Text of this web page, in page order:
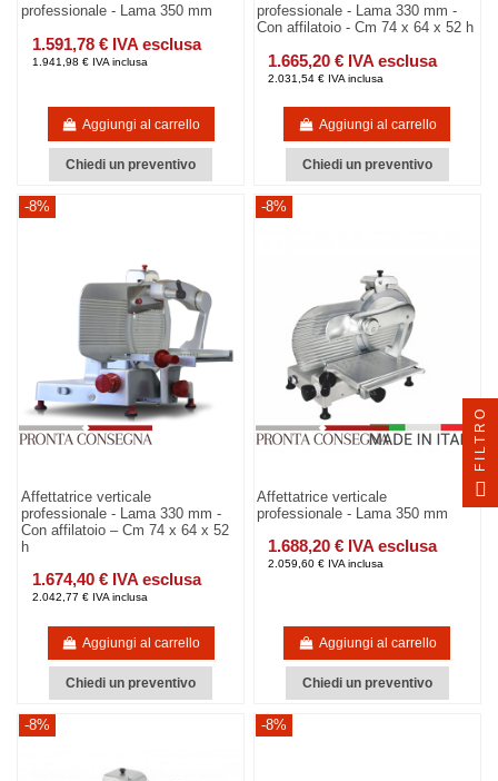
professionale - Lama 350 mm
1.591,78 € IVA esclusa
1.941,98 € IVA inclusa
Aggiungi al carrello
Chiedi un preventivo
professionale - Lama 330 mm -
Con affilatoio - Cm 74 x 64 x 52 h
1.665,20 € IVA esclusa
2.031,54 € IVA inclusa
Aggiungi al carrello
Chiedi un preventivo
-8%
Affettatrice verticale
professionale - Lama 330 mm -
Con affilatoio – Cm 74 x 64 x 52
h
1.674,40 € IVA esclusa
2.042,77 € IVA inclusa
Aggiungi al carrello
Chiedi un preventivo
-8%
Affettatrice verticale
professionale - Lama 350 mm
1.688,20 € IVA esclusa
2.059,60 € IVA inclusa
Aggiungi al carrello
Chiedi un preventivo
-8% -8%
FILTRO